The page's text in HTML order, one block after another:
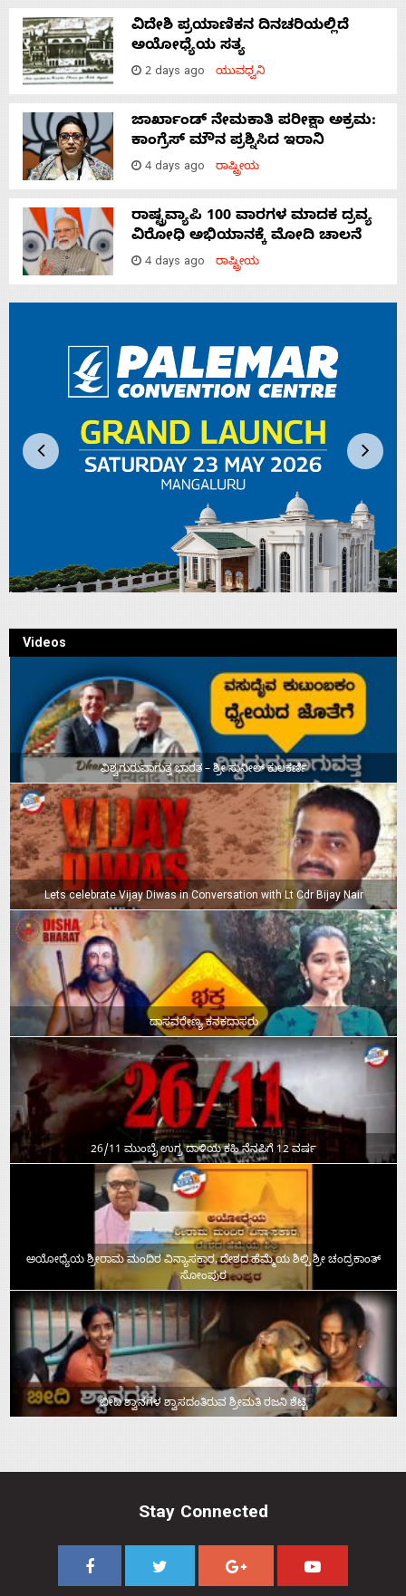
ವಿದೇಶಿ ಪ್ರಯಾಣಿಕನ ದಿನಚರಿಯಲ್ಲಿದೆ
ಅಯೋಧ್ಯೆಯ ಸತ್ಯ
2 days ago ಯುವಧ್ವನಿ
ಜಾರ್ಖಾಂಡ್‌ ನೇಮಕಾತಿ ಪರೀಕ್ಷಾ ಅಕ್ರಮ:
ಕಾಂಗ್ರೆಸ್‌ ಮೌನ ಪ್ರಶ್ನಿಸಿದ ಇರಾನಿ
4 days ago ರಾಷ್ಟ್ರೀಯ
ರಾಷ್ಟ್ರವ್ಯಾಪಿ 100 ವಾರಗಳ ಮಾದಕ ದ್ರವ್ಯ
ವಿರೋಧಿ ಅಭಿಯಾನಕ್ಕೆ ಮೋದಿ ಚಾಲನೆ
4 days ago ರಾಷ್ಟ್ರೀಯ
Videos
ವಿಶ್ವಗುರುವಾಗುತ್ತ ಭಾರತ – ಶ್ರೀ ಸುನೀಲ್‌ ಕುಲಕರ್ಣಿ
Lets celebrate Vijay Diwas in Conversation with Lt Cdr Bijay Nair
ದಾಸವರೇಣ್ಯ ಕನಕದಾಸರು
26/11 ಮುಂಬೈ ಉಗ್ರ ದಾಳಿಯ ಕಹಿ ನೆನಪಿಗೆ 12 ವರ್ಷ
ಅಯೋಧ್ಯೆಯ ಶ್ರೀರಾಮ ಮಂದಿರ ವಿನ್ಯಾಸಕಾರ, ದೇಶದ ಹೆಮ್ಮೆಯ ಶಿಲ್ಪಿ ಶ್ರೀ ಚಂದ್ರಕಾಂತ್‌
ಸೋಂಪುರ
ಬೀದಿ ಶ್ವಾನಗಳ ಶ್ವಾಸದಂತಿರುವ ಶ್ರೀಮತಿ ರಜನಿ ಶೆಟ್ಟಿ
Stay Connected